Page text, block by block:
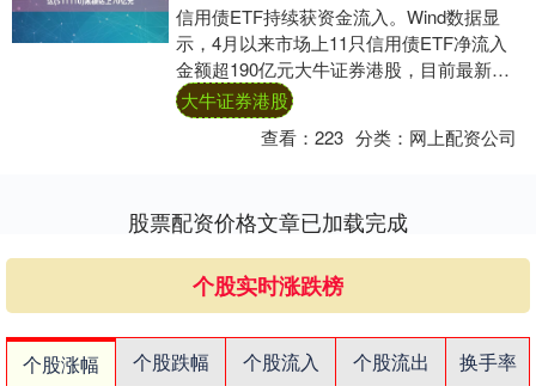
信用债ETF持续获资金流入。Wind数据显
示，4月以来市场上11只信用债ETF净流入
金额超190亿元大牛证券港股，目前最新总
规模达到996亿元，直逼千亿元大关。....
大牛证券港股
查看：223 分类： 网上配资公司
股票配资价格文章已加载完成
个股实时涨跌榜
个股涨幅 个股跌幅 个股流入 个股流出
换手率